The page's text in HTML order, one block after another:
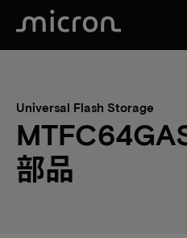
Universal Flash Storage
部品